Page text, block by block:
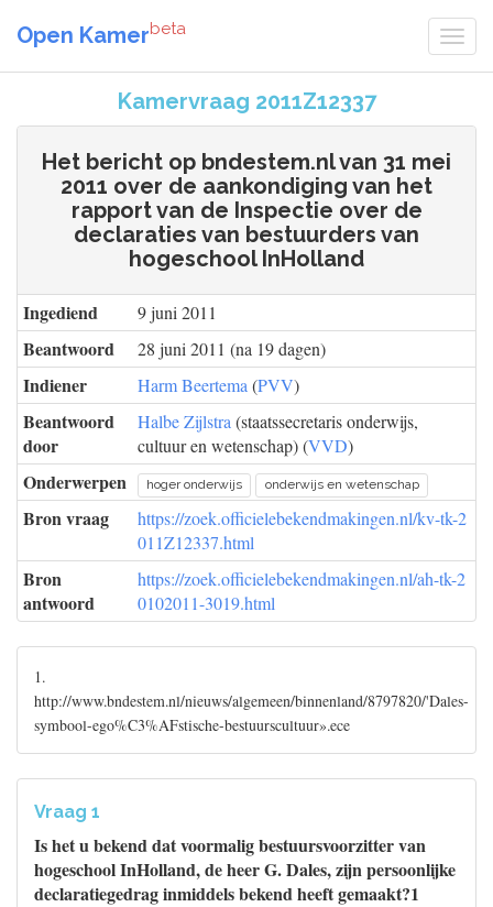
Open Kamerbeta
Kamervraag 2011Z12337
Het bericht op bndestem.nl van 31 mei
2011 over de aankondiging van het
rapport van de Inspectie over de
declaraties van bestuurders van
hogeschool InHolland
Ingediend 9 juni 2011
Beantwoord 28 juni 2011 (na 19 dagen)
Indiener Harm Beertema (PVV)
Beantwoord
door
Halbe Zijlstra (staatssecretaris onderwijs,
cultuur en wetenschap) (VVD)
Onderwerpen hoger onderwijs onderwijs en wetenschap
Bron vraag
https://zoek.officielebekendmakingen.nl/kv-tk-2
011Z12337.html
Bron
antwoord
https://zoek.officielebekendmakingen.nl/ah-tk-2
0102011-3019.html
1.
http://www.bndestem.nl/nieuws/algemeen/binnenland/8797820/'Dales-
symbool-ego%C3%AFstische-bestuurscultuur».ece
Vraag 1
Is het u bekend dat voormalig bestuursvoorzitter van
hogeschool InHolland, de heer G. Dales, zijn persoonlijke
declaratiegedrag inmiddels bekend heeft gemaakt?1